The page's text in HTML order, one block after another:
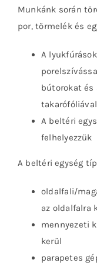
Munkánk során
por, törmelék és
A
bútorokat és
A beltéri
felhelyezzük
A beltéri egység
oldalfali/
az oldalfalra
mennyezeti
kerül
parapetes